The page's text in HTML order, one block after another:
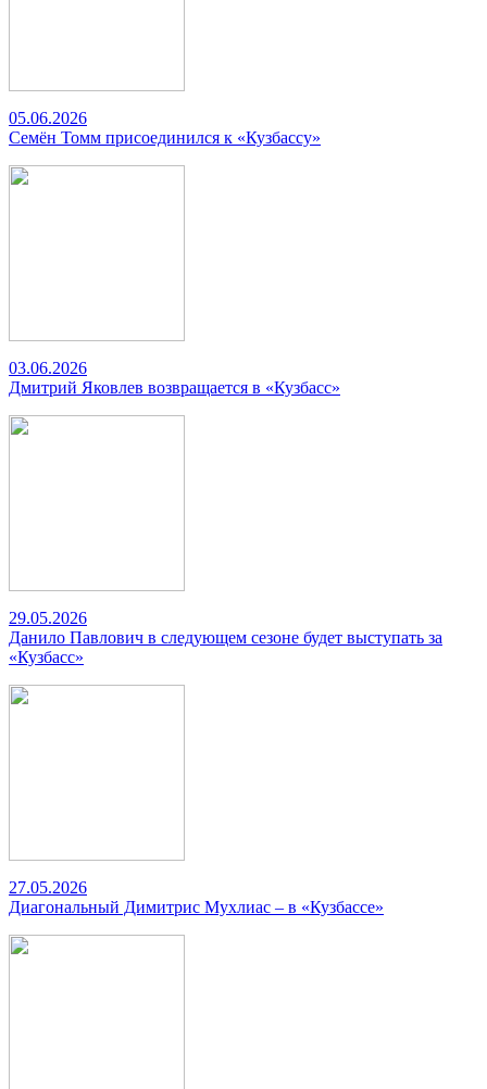
05.06.2026
Семён Томм присоединился к «Кузбассу»
03.06.2026
Дмитрий Яковлев возвращается в «Кузбасс»
29.05.2026
Данило Павлович в следующем сезоне будет выступать за
«Кузбасс»
27.05.2026
Диагональный Димитрис Мухлиас – в «Кузбассе»